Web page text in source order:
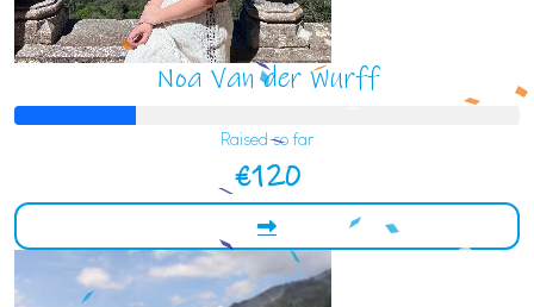
Noa Van der Wurff
Raised so far
€120